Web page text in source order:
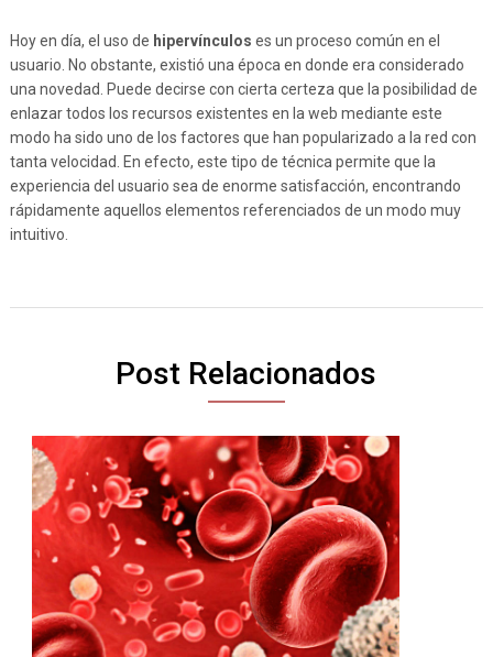
Hoy en día, el uso de hipervínculos es un proceso común en el
usuario. No obstante, existió una época en donde era considerado
una novedad. Puede decirse con cierta certeza que la posibilidad de
enlazar todos los recursos existentes en la web mediante este
modo ha sido uno de los factores que han popularizado a la red con
tanta velocidad. En efecto, este tipo de técnica permite que la
experiencia del usuario sea de enorme satisfacción, encontrando
rápidamente aquellos elementos referenciados de un modo muy
intuitivo.
Post Relacionados